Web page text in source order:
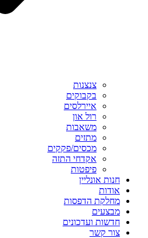
צנצנות
בקבוקים
איירלסים
רול און
משאבות
מתזים
מכסים/פקקים
אקדחי התזה
פיפטות
חנות אונליין
אודות
מחלקת הדפסות
מבצעים
חדשות ועדכונים
צור קשר